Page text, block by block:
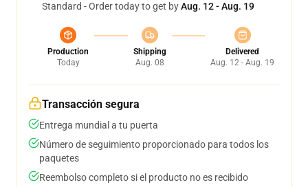
Standard - Order today to get byAug. 12 - Aug. 19
Production
Today
Shipping
Aug. 08
Delivered
Aug. 12 - Aug. 19
Transacción segura
Entrega mundial a tu puerta
Número de seguimiento proporcionado para todos los
paquetes
Reembolso completo si el producto no es recibido